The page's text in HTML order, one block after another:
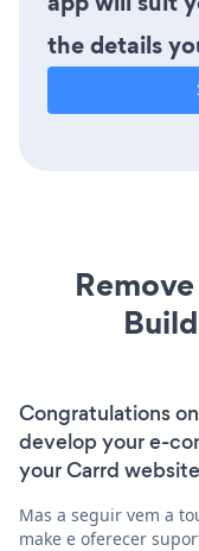
the details
Congratulations
develop your e-
your Carrd
Mas a seguir vem a
make e oferecer